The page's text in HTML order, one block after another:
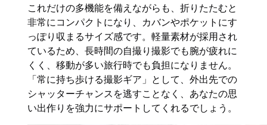
これだけの多機能を備えながらも、折りたたむと
非常にコンパクトになり、カバンやポケットにす
っぽり収まるサイズ感です。軽量素材が採用され
ているため、長時間の自撮り撮影でも腕が疲れに
くく、移動が多い旅行時でも負担になりません。
「常に持ち歩ける撮影ギア」として、外出先での
シャッターチャンスを逃すことなく、あなたの思
い出作りを強力にサポートしてくれるでしょう。